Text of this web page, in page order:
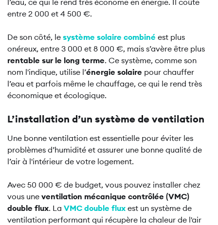
l’eau, ce qui le rend très économe en énergie. Il coûte
entre 2 000 et 4 500 €.
De son côté, le système solaire combiné est plus
onéreux, entre 3 000 et 8 000 €, mais s’avère être plus
rentable sur le long terme. Ce système, comme son
nom l'indique, utilise l’énergie solaire pour chauffer
l’eau et parfois même le chauffage, ce qui le rend très
économique et écologique.
L’installation d’un système de ventilation
Une bonne ventilation est essentielle pour éviter les
problèmes d’humidité et assurer une bonne qualité de
l’air à l'intérieur de votre logement.
Avec 50 000 € de budget, vous pouvez installer chez
vous une ventilation mécanique contrôlée (VMC)
double flux. La VMC double flux est un système de
ventilation performant qui récupère la chaleur de l'air